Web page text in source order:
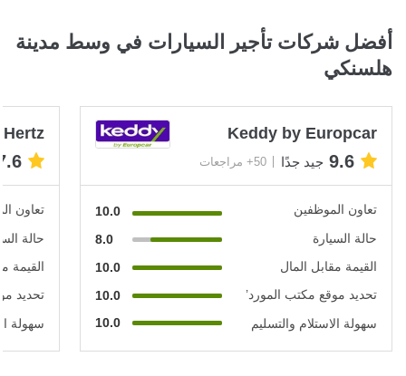
أفضل شركات تأجير السيارات في وسط مدينة
هلسنكي
Keddy by Europcar
9.6 جيد جدًا 50+ مراجعات
تعاون الموظفين
10.0
حالة السيارة
8.0
القيمة مقابل المال
10.0
تحديد موقع مكتب المورد’
10.0
سهولة الاستلام والتسليم
10.0
Hertz
تعاون
حالة
القيمة
تحديد
سهولة